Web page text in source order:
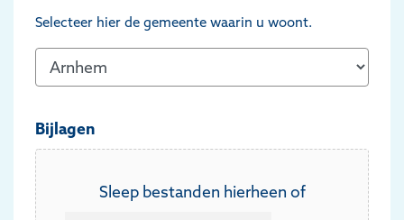
Selecteer hier de gemeente waarin u woont.
Bijlagen
Sleep bestanden hierheen of